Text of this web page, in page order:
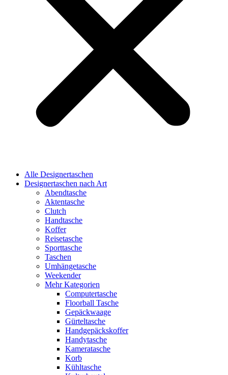
Alle Designertaschen
Designertaschen nach Art
Abendtasche
Aktentasche
Clutch
Handtasche
Koffer
Reisetasche
Sporttasche
Taschen
Umhängetasche
Weekender
Mehr Kategorien
Computertasche
Floorball Tasche
Gepäckwaage
Gürteltasche
Handgepäckskoffer
Handytasche
Kameratasche
Korb
Kühltasche